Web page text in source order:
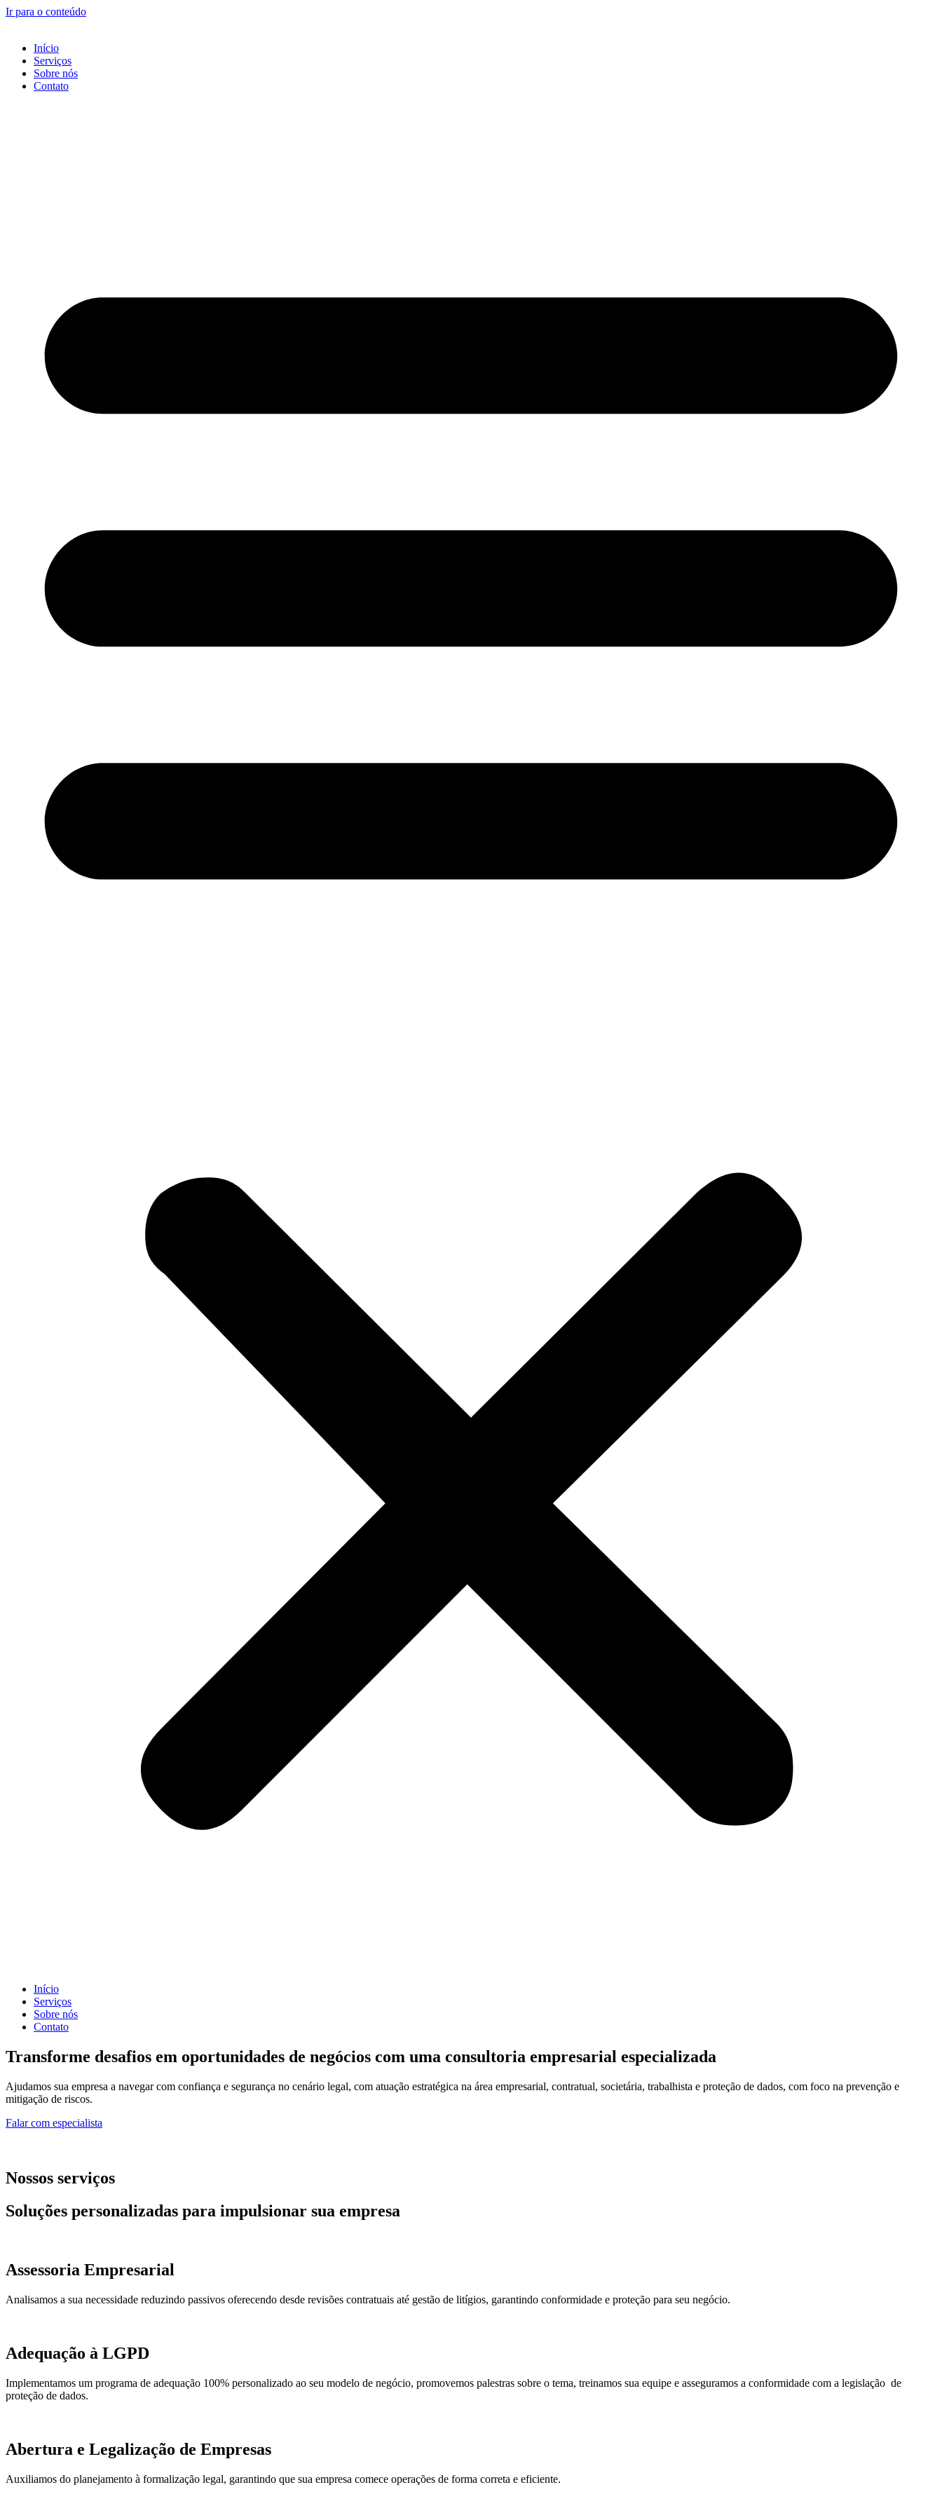
Ir para o conteúdo
Início
Serviços
Sobre nós
Contato
Início
Serviços
Sobre nós
Contato
Transforme desafios em oportunidades de negócios com uma consultoria empresarial especializada
Ajudamos sua empresa a navegar com confiança e segurança no cenário legal, com atuação estratégica na área empresarial, contratual, societária, trabalhista e proteção de dados, com foco na prevenção e
mitigação de riscos.
Falar com especialista
Nossos serviços
Soluções personalizadas para impulsionar sua empresa
Assessoria Empresarial
Analisamos a sua necessidade reduzindo passivos oferecendo desde revisões contratuais até gestão de litígios, garantindo conformidade e proteção para seu negócio.
Adequação à LGPD
Implementamos um programa de adequação 100% personalizado ao seu modelo de negócio, promovemos palestras sobre o tema, treinamos sua equipe e asseguramos a conformidade com a legislação de
proteção de dados.
Abertura e Legalização de Empresas
Auxiliamos do planejamento à formalização legal, garantindo que sua empresa comece operações de forma correta e eficiente.